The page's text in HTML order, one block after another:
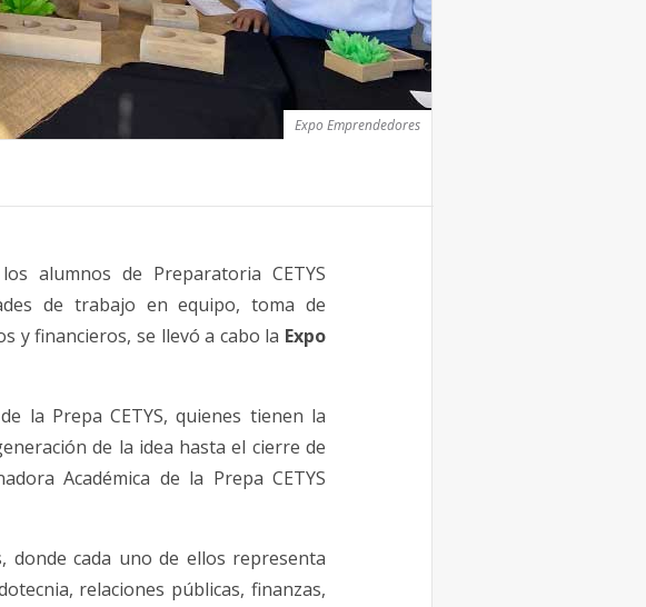
Expo Emprendedores
alumnos de Preparatoria CETYS
de trabajo en equipo, toma de
y financieros, se llevó a cabo la Expo
la Prepa CETYS, quienes tienen la
de la idea hasta el cierre de
Académica de la Prepa CETYS
cada uno de ellos representa
relaciones públicas, finanzas,